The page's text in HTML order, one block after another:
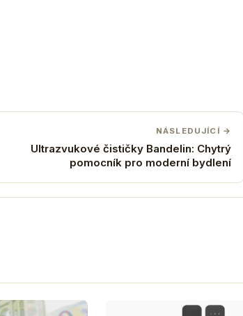
NÁSLEDUJÍCÍ →
Ultrazvukové čističky Bandelin: Chytrý
pomocník pro moderní bydlení